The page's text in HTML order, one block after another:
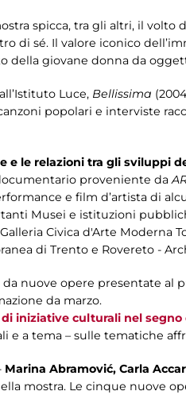
spicca, tra gli altri, il volto
di sé. Il valore iconico
giovane donna da
Luce, Bellissima
popolari e interviste
le relazioni tra gli sviluppi
proveniente da
e film d’artista di
Musei e istituzioni
Civica d'Arte Moderna
di Trento e Rovereto -
da nuove opere presentate al
da marzo.
iniziative culturali nel
e a tema – sulle tematiche
Marina Abramović, Carla
mostra. Le cinque nuove